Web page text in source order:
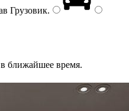
Грузовик.
ближайшее время.